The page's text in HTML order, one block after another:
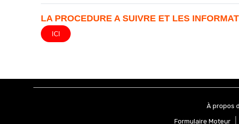
LA PROCEDURE A SUIVRE ET LES
ICI
À propos
Formulaire Moteur